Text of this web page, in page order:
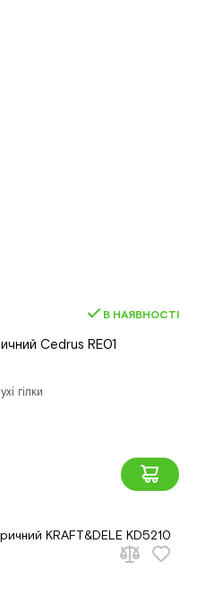
В НАЯВНОСТІ
Cedrus RE01
гілки